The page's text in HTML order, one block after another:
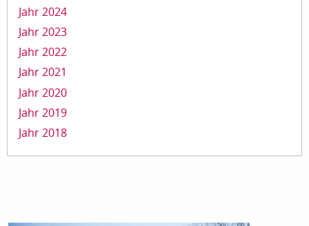
Jahr 2024
Jahr 2023
Jahr 2022
Jahr 2021
Jahr 2020
Jahr 2019
Jahr 2018